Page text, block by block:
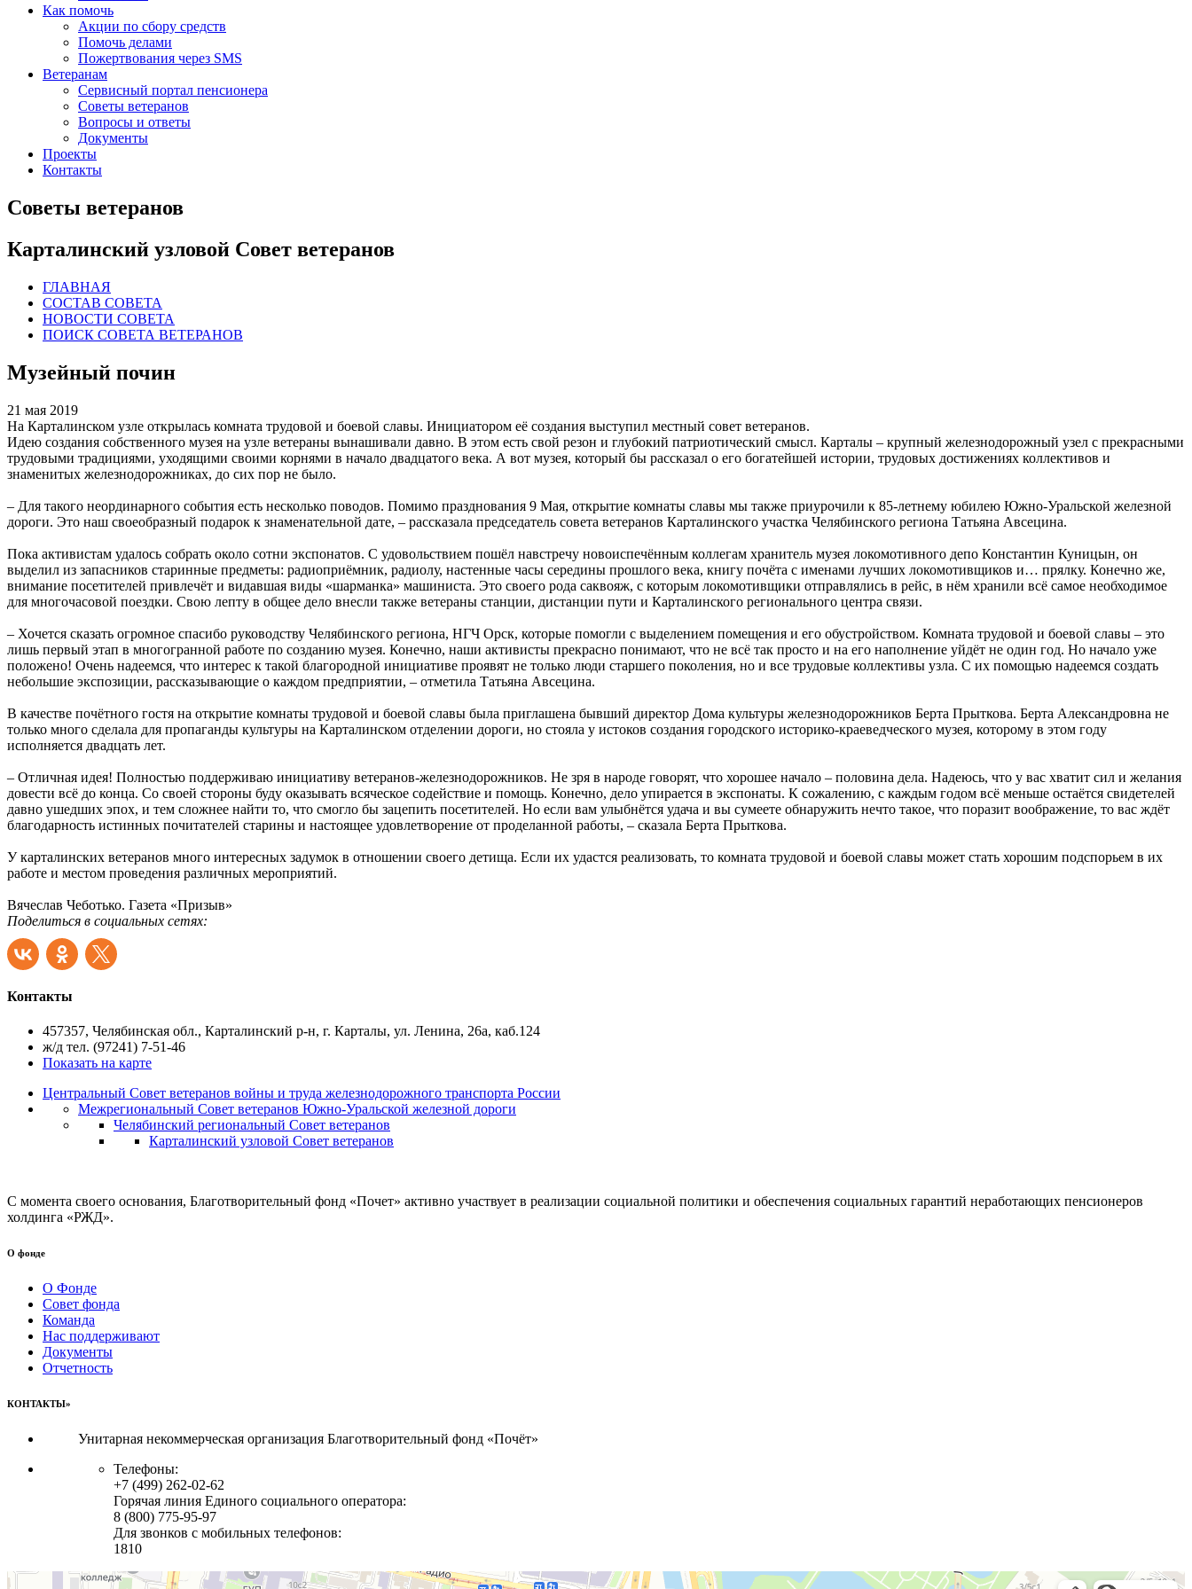
Как помочь
Акции по сбору средств
Помочь делами
Пожертвования через SMS
Ветеранам
Сервисный портал пенсионера
Советы ветеранов
Вопросы и ответы
Документы
Проекты
Контакты
Советы ветеранов
Карталинский узловой Совет ветеранов
ГЛАВНАЯ
СОСТАВ СОВЕТА
НОВОСТИ СОВЕТА
ПОИСК СОВЕТА ВЕТЕРАНОВ
Музейный почин
21 мая 2019
На Карталинском узле открылась комната трудовой и боевой славы. Инициатором её создания выступил местный совет ветеранов.
Идею создания собственного музея на узле ветераны вынашивали давно. В этом есть свой резон и глубокий патриотический смысл. Карталы – крупный железнодорожный узел с прекрасными
трудовыми традициями, уходящими своими корнями в начало двадцатого века. А вот музея, который бы рассказал о его богатейшей истории, трудовых достижениях коллективов и
знаменитых железнодорожниках, до сих пор не было.
– Для такого неординарного события есть несколько поводов. Помимо празднования 9 Мая, открытие комнаты славы мы также приурочили к 85-летнему юбилею Южно-Уральской железной
дороги. Это наш своеобразный подарок к знаменательной дате, – рассказала председатель совета ветеранов Карталинского участка Челябинского региона Татьяна Авсецина.
Пока активистам удалось собрать около сотни экспонатов. С удовольствием пошёл навстречу новоиспечённым коллегам хранитель музея локомотивного депо Константин Куницын, он
выделил из запасников старинные предметы: радиоприёмник, радиолу, настенные часы середины прошлого века, книгу почёта с именами лучших локомотивщиков и… прялку. Конечно же,
внимание посетителей привлечёт и видавшая виды «шарманка» машиниста. Это своего рода саквояж, с которым локомотивщики отправлялись в рейс, в нём хранили всё самое необходимое
для многочасовой поездки. Свою лепту в общее дело внесли также ветераны станции, дистанции пути и Карталинского регионального центра связи.
– Хочется сказать огромное спасибо руководству Челябинского региона, НГЧ Орск, которые помогли с выделением помещения и его обустройством. Комната трудовой и боевой славы – это
лишь первый этап в многогранной работе по созданию музея. Конечно, наши активисты прекрасно понимают, что не всё так просто и на его наполнение уйдёт не один год. Но начало уже
положено! Очень надеемся, что интерес к такой благородной инициативе проявят не только люди старшего поколения, но и все трудовые коллективы узла. С их помощью надеемся создать
небольшие экспозиции, рассказывающие о каждом предприятии, – отметила Татьяна Авсецина.
В качестве почётного гостя на открытие комнаты трудовой и боевой славы была приглашена бывший директор Дома культуры железнодорожников Берта Прыткова. Берта Александровна не
только много сделала для пропаганды культуры на Карталинском отделении дороги, но стояла у истоков создания городского историко-краеведческого музея, которому в этом году
исполняется двадцать лет.
– Отличная идея! Полностью поддерживаю инициативу ветеранов-железнодорожников. Не зря в народе говорят, что хорошее начало – половина дела. Надеюсь, что у вас хватит сил и желания
довести всё до конца. Со своей стороны буду оказывать всяческое содействие и помощь. Конечно, дело упирается в экспонаты. К сожалению, с каждым годом всё меньше остаётся свидетелей
давно ушедших эпох, и тем сложнее найти то, что смогло бы зацепить посетителей. Но если вам улыбнётся удача и вы сумеете обнаружить нечто такое, что поразит воображение, то вас ждёт
благодарность истинных почитателей старины и настоящее удовлетворение от проделанной работы, – сказала Берта Прыткова.
У карталинских ветеранов много интересных задумок в отношении своего детища. Если их удастся реализовать, то комната трудовой и боевой славы может стать хорошим подспорьем в их
работе и местом проведения различных мероприятий.
Вячеслав Чеботько. Газета «Призыв»
Поделиться в социальных сетях:
Контакты
457357, Челябинская обл., Карталинский р-н, г. Карталы, ул. Ленина, 26а, каб.124
ж/д тел. (97241) 7-51-46
Показать на карте
Центральный Совет ветеранов войны и труда железнодорожного транспорта России
Межрегиональный Совет ветеранов Южно-Уральской железной дороги
Челябинский региональный Совет ветеранов
Карталинский узловой Совет ветеранов
С момента своего основания, Благотворительный фонд «Почет» активно участвует в реализации социальной политики и обеспечения социальных гарантий неработающих пенсионеров
холдинга «РЖД».
О фонде
О Фонде
Совет фонда
Команда
Нас поддерживают
Документы
Отчетность
КОНТАКТЫ»
Унитарная некоммерческая организация Благотворительный фонд «Почёт»
Телефоны:
+7 (499) 262-02-62
Горячая линия Единого социального оператора:
8 (800) 775-95-97
Для звонков с мобильных телефонов:
1810